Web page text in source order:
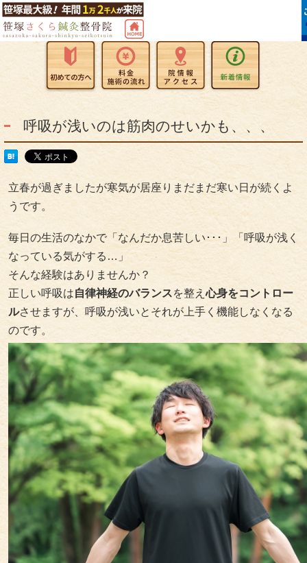
呼吸が浅いのは筋肉のせいかも、、、
立春が過ぎましたが寒気が居座りまだまだ寒い日が続くよ
うです。
毎日の生活のなかで「なんだか息苦しい･･･」「呼吸が浅く
なっている気がする…」
そんな経験はありませんか？
正しい呼吸は自律神経のバランスを整え心身をコントロー
ルさせますが、呼吸が浅いとそれが上手く機能しなくなる
のです。